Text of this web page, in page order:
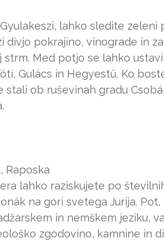
lahko sledite zeleni
divjo pokrajino, vinograde in
Med potjo se lahko
Gulács in Hegyestű. Ko
ob ruševinah gradu
Raposka
lahko raziskujete po
na gori svetega Jurija.
in nemškem jeziku,
zgodovino, kamnine in